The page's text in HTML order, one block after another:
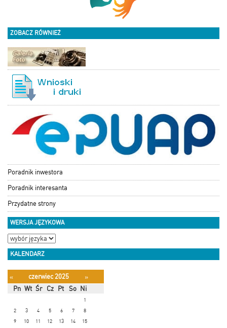
ZOBACZ RÓWNIEŻ
Poradnik inwestora
Poradnik interesanta
Przydatne strony
WERSJA JĘZYKOWA
KALENDARZ
« czerwiec 2025
»
Pn Wt Śr Cz Pt So Ni
1
2
3 4 5 6 7
8
9
10 11 12 13 14 15